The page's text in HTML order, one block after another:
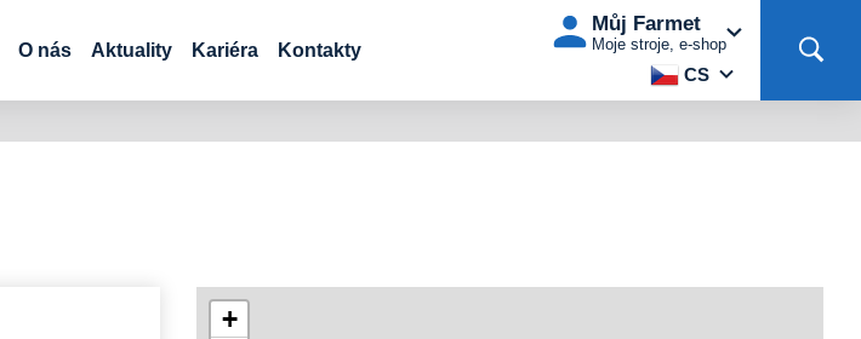
O nás Aktuality Kariéra
Kontakty
CS
Můj Farmet
Moje stroje, e-shop
+